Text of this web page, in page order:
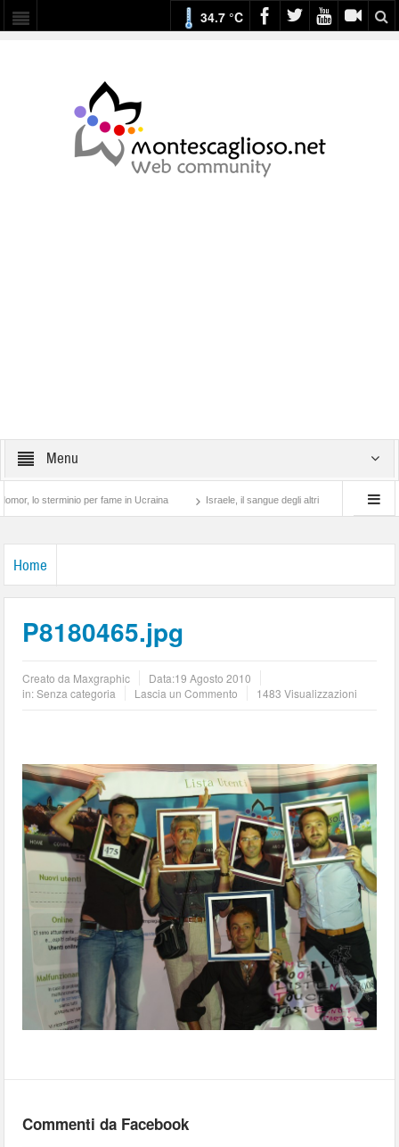
34.7 °C
Menu
sterminio per fame in Ucraina Israele, il sangue degli altri Lotta di classe…
Home
P8180465.jpg
Creato da Maxgraphic Data:19 Agosto 2010
in: Senza categoria
Lascia un Commento 1483 Visualizzazioni
Commenti da Facebook